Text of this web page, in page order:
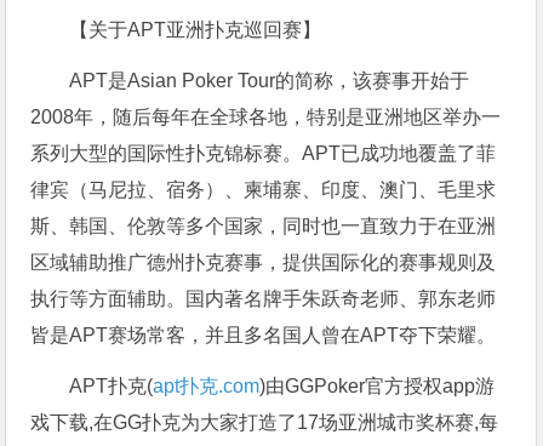
【关于APT亚洲扑克巡回赛】
APT是Asian Poker Tour的简称，该赛事开始于
2008年，随后每年在全球各地，特别是亚洲地区举办一
系列大型的国际性扑克锦标赛。APT已成功地覆盖了菲
律宾（马尼拉、宿务）、柬埔寨、印度、澳门、毛里求
斯、韩国、伦敦等多个国家，同时也一直致力于在亚洲
区域辅助推广德州扑克赛事，提供国际化的赛事规则及
执行等方面辅助。国内著名牌手朱跃奇老师、郭东老师
皆是APT赛场常客，并且多名国人曾在APT夺下荣耀。
APT扑克(apt扑克.com)由GGPoker官方授权app游
戏下载,在GG扑克为大家打造了17场亚洲城市奖杯赛,每